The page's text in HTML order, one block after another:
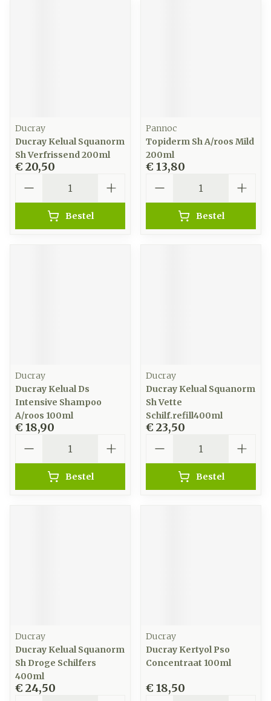
Ducray
Ducray Kelual Squanorm
Sh Verfrissend 200ml
€ 20,50
Bestel
Pannoc
Topiderm Sh A/roos Mild
200ml
€ 13,80
Bestel
Ducray
Ducray Kelual Ds
Intensive Shampoo
A/roos 100ml
€ 18,90
Bestel
Ducray
Ducray Kelual Squanorm
Sh Vette
Schilf.refill400ml
€ 23,50
Bestel
Ducray
Ducray Kelual Squanorm
Sh Droge Schilfers
400ml
€ 24,50
Ducray
Ducray Kertyol Pso
Concentraat 100ml
€ 18,50